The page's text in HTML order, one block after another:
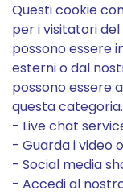
Questi cookie
per i visitatori
possono essere
esterni o dal
possono essere
questa categoria.
- Live chat
- Guarda i video
- Social media
- Accedi al